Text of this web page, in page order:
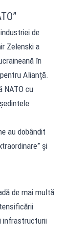
de
Zelenski a
în
Alianță.
NATO cu
au dobândit
și
de mai multă
infrastructurii